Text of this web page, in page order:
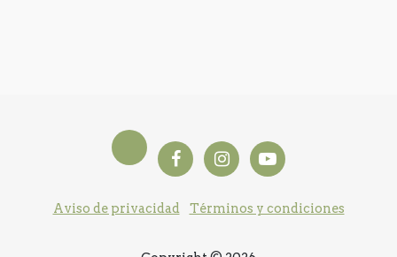
Aviso de privacidad Términos y condiciones